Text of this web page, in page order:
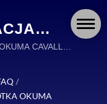
CAVALLA |
/
OKUMA